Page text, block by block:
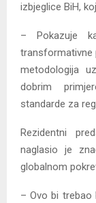
izbjeglice BiH,
– Pokazuje
transformativne
metodologija
dobrim
standarde za
Rezidentni
naglasio je
globalnom
– Ovo bi trebao